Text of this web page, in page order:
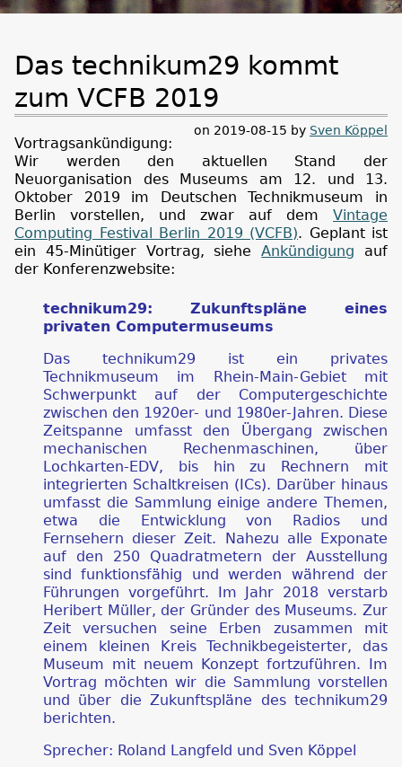
Das technikum29 kommt
zum VCFB 2019
on 2019-08-15 by Sven Köppel
Vortragsankündigung:
Wir werden den aktuellen Stand der
Neuorganisation des Museums am 12. und 13.
Oktober 2019 im Deutschen Technikmuseum in
Berlin vorstellen, und zwar auf dem Vintage
Computing Festival Berlin 2019 (VCFB). Geplant ist
ein 45-Minütiger Vortrag, sieheAnkündigung auf
der Konferenzwebsite:
technikum29: Zukunftspläne eines
privaten Computermuseums
Das technikum29 ist ein privates
Technikmuseum im Rhein-Main-Gebiet mit
Schwerpunkt auf der Computergeschichte
zwischen den 1920er- und 1980er-Jahren. Diese
Zeitspanne umfasst den Übergang zwischen
mechanischen Rechenmaschinen, über
Lochkarten-EDV, bis hin zu Rechnern mit
integrierten Schaltkreisen (ICs). Darüber hinaus
umfasst die Sammlung einige andere Themen,
etwa die Entwicklung von Radios und
Fernsehern dieser Zeit. Nahezu alle Exponate
auf den 250 Quadratmetern der Ausstellung
sind funktionsfähig und werden während der
Führungen vorgeführt. Im Jahr 2018 verstarb
Heribert Müller, der Gründer des Museums. Zur
Zeit versuchen seine Erben zusammen mit
einem kleinen Kreis Technikbegeisterter, das
Museum mit neuem Konzept fortzuführen. Im
Vortrag möchten wir die Sammlung vorstellen
und über die Zukunftspläne des technikum29
berichten.
Sprecher: Roland Langfeld und Sven Köppel